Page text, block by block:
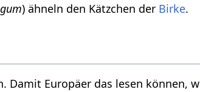
) ähneln den Kätzchen der Birke.
Damit Europäer das lesen können,